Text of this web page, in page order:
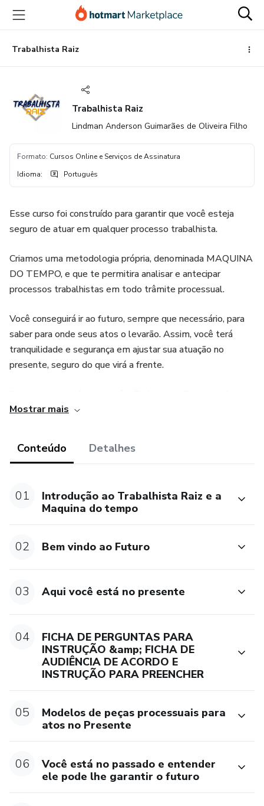
para
conteúdo
principal
para
pagamento
para
rodapé
Trabalhista Raiz
Trabalhista Raiz
Lindman Anderson Guimarães de Oliveira Filho
Formato: Cursos Online e Serviços de Assinatura
Idioma: Português
Esse curso foi construído para garantir que você esteja
seguro de atuar em qualquer processo trabalhista.
Criamos uma metodologia própria, denominada MAQUINA
DO TEMPO, e que te permitira analisar e antecipar
processos trabalhistas em todo trâmite processual.
Você conseguirá ir ao futuro, sempre que necessário, para
saber para onde seus atos o levarão. Assim, você terá
tranquilidade e segurança em ajustar sua atuação no
presente, seguro do que virá a frente.
de simplificar sua atuação em busca do melhor cenário para
Mostrar mais
Conteúdo Detalhes
01
Introdução ao Trabalhista Raiz e a
Maquina do tempo
02 Bem vindo ao Futuro
03 Aqui você está no presente
04
FICHA DE PERGUNTAS PARA
INSTRUÇÃO &amp; FICHA DE
AUDIÊNCIA DE ACORDO E
INSTRUÇÃO PARA PREENCHER
05
Modelos de peças processuais para
atos no Presente
06
Você está no passado e entender
ele pode lhe garantir o futuro